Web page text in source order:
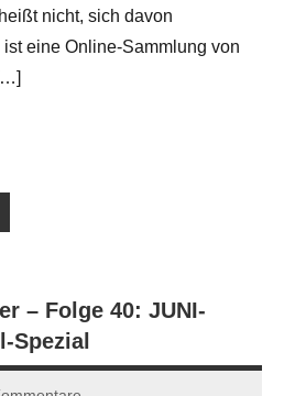
nicht, sich davon
eine Online-Sammlung von
– Folge 40: JUNI-
Spezial